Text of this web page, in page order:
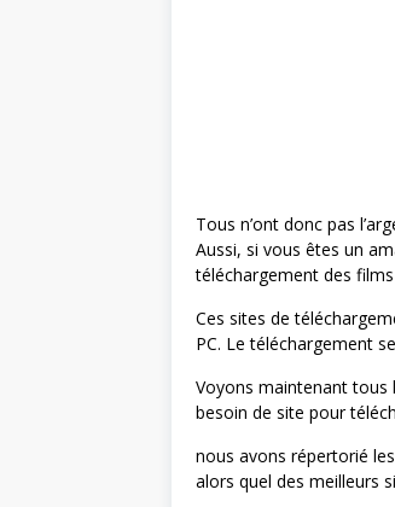
Tous n’ont donc pas
Aussi, si vous êtes un
téléchargement des
Ces sites de
PC. Le téléchargement
Voyons maintenant tous
besoin de site pour
nous avons répertorié
alors quel des meilleurs